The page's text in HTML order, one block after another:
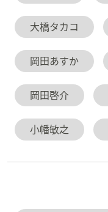
大橋タカコ
岡田あすか
岡田啓介
小幡敏之